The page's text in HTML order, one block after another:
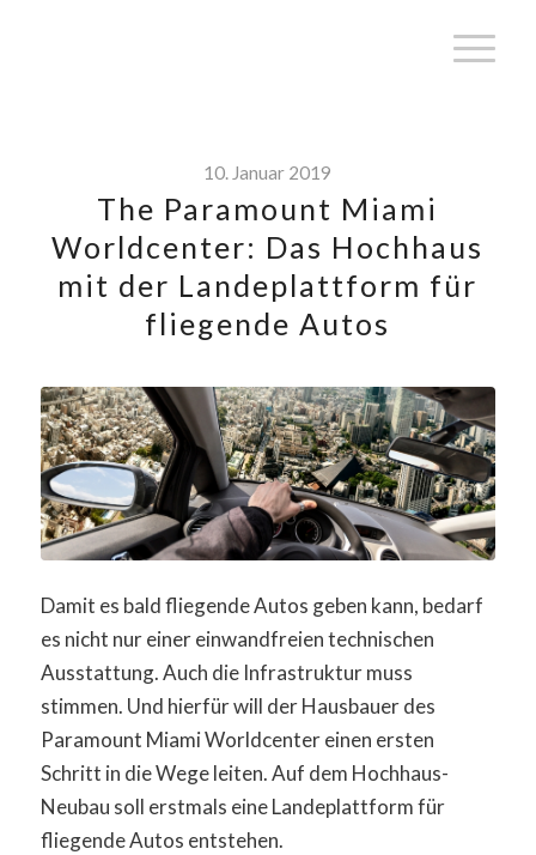
10. Januar 2019
The Paramount Miami
Worldcenter: Das Hochhaus
mit der Landeplattform für
fliegende Autos
Damit es bald fliegende Autos geben kann, bedarf
es nicht nur einer einwandfreien technischen
Ausstattung. Auch die Infrastruktur muss
stimmen. Und hierfür will der Hausbauer des
Paramount Miami Worldcenter einen ersten
Schritt in die Wege leiten. Auf dem Hochhaus-
Neubau soll erstmals eine Landeplattform für
fliegende Autos entstehen.